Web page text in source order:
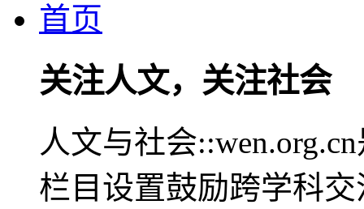
首页
关注人文，关注社会
人文与社会
栏目设置鼓励跨学科